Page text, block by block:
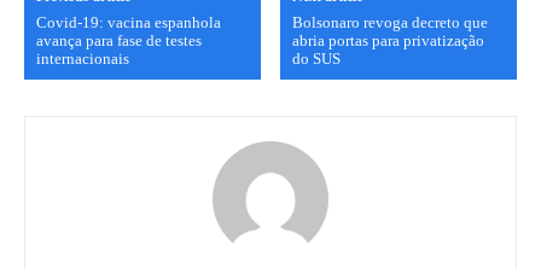
Covid-19: vacina espanhola
avança para fase de testes
internacionais
Bolsonaro revoga decreto que
abria portas para privatização
do SUS